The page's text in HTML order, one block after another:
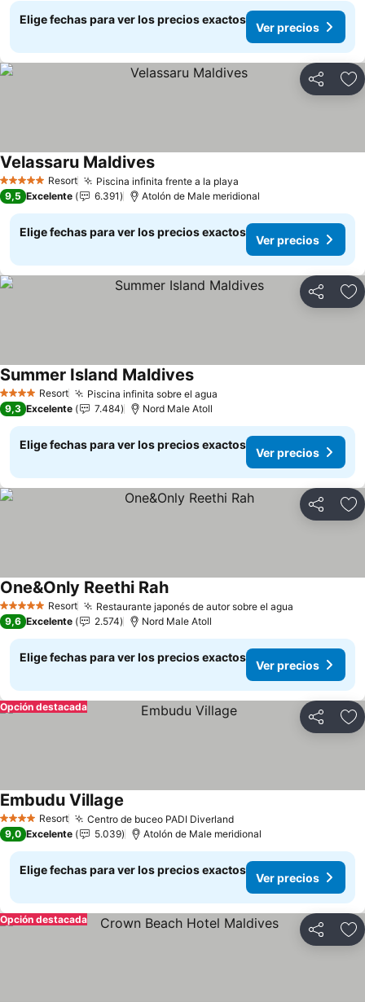
Elige fechas para ver los precios exactos
Ver precios
Compartir
5 Estrellas Resort Piscina infinita frente a la playa
Velassaru MaldivesVer precios
9,5 Excelente 6.391 Atolón de Male meridional
Elige fechas para ver los precios exactos
Ver precios
Compartir
4 EstrellasResort Piscina infinita sobre el agua
Summer Island MaldivesVer precios
9,3 Excelente 7.484 Nord Male Atoll
Elige fechas para ver los precios exactos
Ver precios
Compartir
5 Estrellas Resort Restaurante japonés de autor sobre el agua
One&Only Reethi RahVer precios
9,6 Excelente 2.574 Nord Male Atoll
Elige fechas para ver los precios exactos
Ver precios
Compartir
Opción destacada
4 EstrellasResort Centro de buceo PADI DiverlandVer precios
Embudu Village
9,0 Excelente 5.039 Atolón de Male meridional
Elige fechas para ver los precios exactos
Ver precios
Compartir
Opción destacada